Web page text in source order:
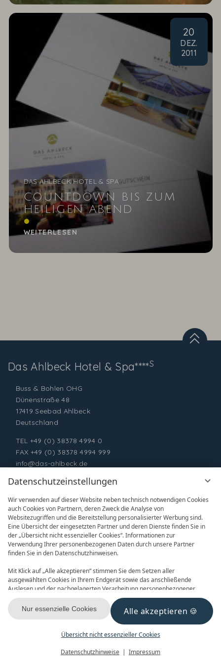
Datenschutzeinstellungen
Wir verwenden auf dieser Website neben technisch notwendigen Cookies
auch Cookies von Partnern, deren Zweck die Analyse von
Websitezugriffen und die Bereitstellung personalisierter Werbung sind.
Eine Übersicht der eingesetzten Partner und deren Dienste finden Sie in
der „Übersicht nicht essenzieller Cookies“. Informationen zur
Verwendung Ihrer personenbezogenen Daten durch unsere Partner
finden Sie in den Datenschutzhinweisen.
Mit Klick auf „Alle akzeptieren“ stimmen Sie dem Setzen aller
ausgewählten Cookies in Ihrem Endgerät sowie das anschließende
Auslesen und der nachgelagerten Verarbeitung personenbezogener
Daten (z.B. Ihrer IP-Adresse) durch uns und unseren Partnern zu. Falls
Sie damit nicht einverstanden sind, klicken Sie bitte auf „Nur essenzielle
Cookies“. Eine individuelle Auswahl können Sie unter „Übersicht nicht
essenzieller Cookies“ tätigen. Sie können Ihre Auswahl im Fußbereich
dieser Website oder in den Datenschutzhinweisen jederzeit aufrufen und
Alle akzeptieren
Nur essenzielle Cookies
Übersicht nicht essenzieller Cookies
Datenschutzhinweise Impressum
GutscheineBuchen
20
DEZ.
2011
COUNTDOWN BIS ZUM
HEILIGEN ABEND
Der Countdown läuft. Bis zum Heiligen Abend sind
es nun noch 4 Tage. Langsam sollten alle Wichtel
DAS AHLBECK HOTEL & SPA
WEITERLESEN
Das Ahlbeck Hotel & Spa****S
Buss & Bohlen OHG
Dünenstraße 48
17419 Seebad Ahlbeck
Deutschland
TEL +49 (0) 38378 4994 0
FAX +49 (0) 38378 4994 999
info@das-ahlbeck.de
ONLINE BUCHEN ANFRAGEN
GUTSCHEINE NEWSLETTER